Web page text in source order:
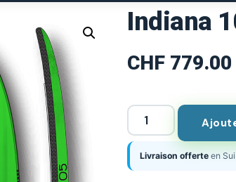
Indiana
CHF 779.00
Livraison offerte en